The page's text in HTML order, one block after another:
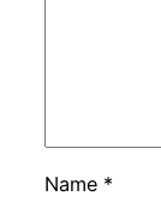
Name *